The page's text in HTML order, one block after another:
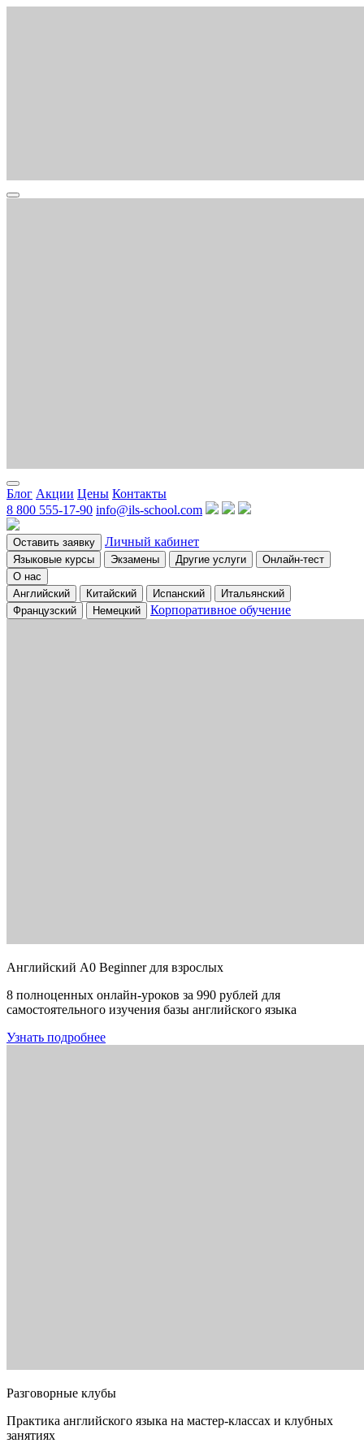
Блог Акции Цены Контакты
8 800 555-17-90 info@ils-school.com
Оставить заявку Личный кабинет
Языковые курсы Экзамены Другие услуги
Онлайн-тест
О нас
Английский
Китайский Испанский
Итальянский
Французский
Немецкий Корпоративное обучение
Английский A0 Beginner для взрослых
8 полноценных онлайн-уроков за 990 рублей для
самостоятельного изучения базы английского языка
Узнать подробнее
Разговорные клубы
Практика английского языка на мастер-классах и клубных
занятиях